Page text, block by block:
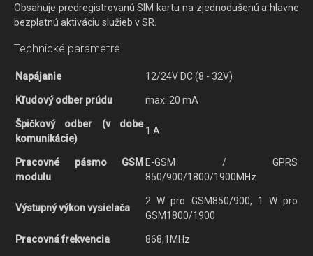
Obsahuje predregistrovanú SIM kartu na zjednodušenú a hlavne
bezplatnú aktiváciu služieb v SR.
Technické parametre
Napájanie 12/24V DC (8 - 32V)
Kľudový odber prúdu max. 20 mA
Špičkový odber (v dobe
komunikácie)
1 A
Pracovné pásmo GSM
modulu
E-GSM / GPRS
850/900/1800/1900MHz
Výstupný výkon vysielača
2 W pro GSM850/900, 1 W pro
GSM1800/1900
Pracovná frekvencia 868,1MHz